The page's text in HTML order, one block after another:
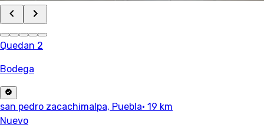
Quedan 2
Bodega
san pedro zacachimalpa, Puebla· 19 km
Nuevo